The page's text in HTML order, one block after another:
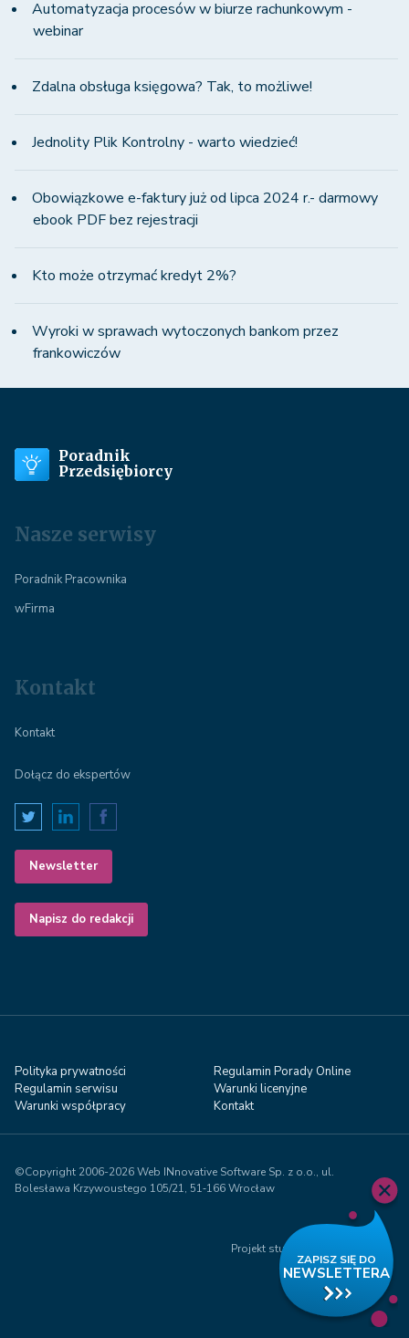
Automatyzacja procesów w biurze rachunkowym -
webinar
Zdalna obsługa księgowa? Tak, to możliwe!
Jednolity Plik Kontrolny - warto wiedzieć!
Obowiązkowe e-faktury już od lipca 2024 r.- darmowy
ebook PDF bez rejestracji
Kto może otrzymać kredyt 2%?
Wyroki w sprawach wytoczonych bankom przez
frankowiczów
Poradnik
Przedsiębiorcy
Nasze serwisy
Poradnik Pracownika
wFirma
Kontakt
Kontakt
Dołącz do ekspertów
Newsletter
Napisz do redakcji
Polityka prywatności
Regulamin Porady Online
Regulamin serwisu
Warunki licenyjne
Warunki współpracy
Kontakt
©Copyright 2006-2026 Web INnovative Software Sp. z o.o., ul.
Bolesława Krzywoustego 105/21, 51‑166 Wrocław
Projekt studio Visual71.com